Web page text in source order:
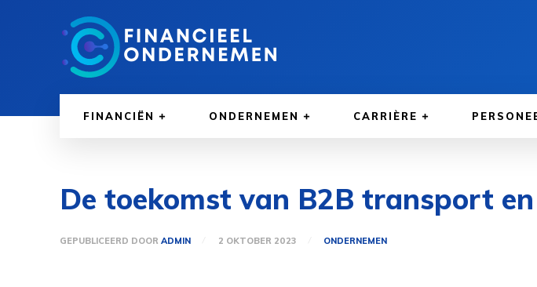
FINANCIËN ONDERNEMEN CARRIÈRE
De toekomst van B2B transport
GEPUBLICEERD DOOR ADMIN 2 OKTOBER 2023 ONDERNEMEN